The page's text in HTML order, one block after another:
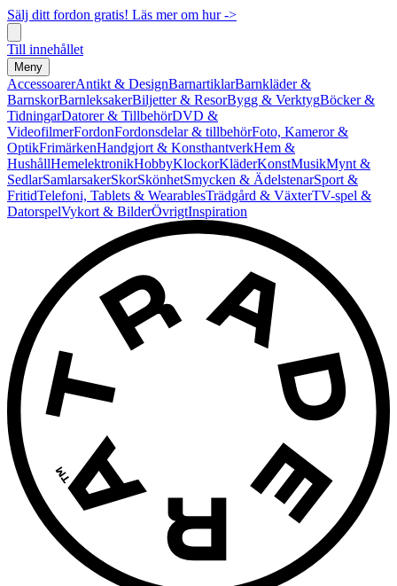
Sälj ditt fordon gratis! Läs mer om hur ->
Till innehållet
Meny
AccessoarerAntikt & DesignBarnartiklarBarnkläder &
BarnskorBarnleksakerBiljetter & ResorBygg & VerktygBöcker &
TidningarDatorer & TillbehörDVD &
VideofilmerFordonFordonsdelar & tillbehörFoto, Kameror &
OptikFrimärkenHandgjort & KonsthantverkHem &
HushållHemelektronikHobbyKlockorKläderKonstMusikMynt &
SedlarSamlarsakerSkorSkönhetSmycken & ÄdelstenarSport &
FritidTelefoni, Tablets & WearablesTrädgård & VäxterTV-spel &
DatorspelVykort & BilderÖvrigtInspiration